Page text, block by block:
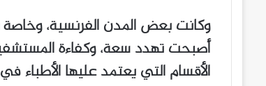
وكانت بعض المدن الفرنسية،
أصبحت تهدد سعة، وكفاءة
الأقسام التي يعتمد عليها الأطباء